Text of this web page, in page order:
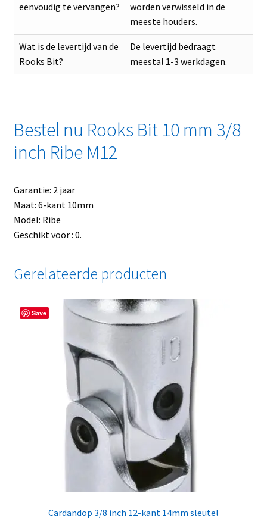
eenvoudig te vervangen?
worden verwisseld in de
meeste houders.
Wat is de levertijd van de
Rooks Bit?
De levertijd bedraagt
meestal 1-3 werkdagen.
Bestel nu Rooks Bit 10 mm 3/8
inch Ribe M12
Garantie: 2 jaar
Maat: 6-kant 10mm
Model: Ribe
Geschikt voor : 0.
Gerelateerde producten
Save
Cardandop 3/8 inch 12-kant 14mm sleutel